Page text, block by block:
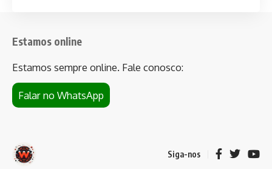
Estamos online
Estamos sempre online. Fale conosco:
Falar no WhatsApp
Siga-nos